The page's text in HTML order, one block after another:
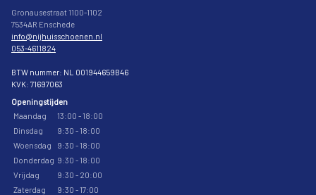
Gronausestraat 1100-1102
7534AR Enschede
info@nijhuisschoenen.nl
053-4611824
BTW nummer: NL 001944659B46
KVK: 71697063
Openingstijden
Maandag
13:00 - 18:00
Dinsdag
9:30 - 18:00
Woensdag
9:30 - 18:00
Donderdag 9:30 - 18:00
Vrijdag
9:30 - 20:00
Zaterdag
9:30 - 17:00